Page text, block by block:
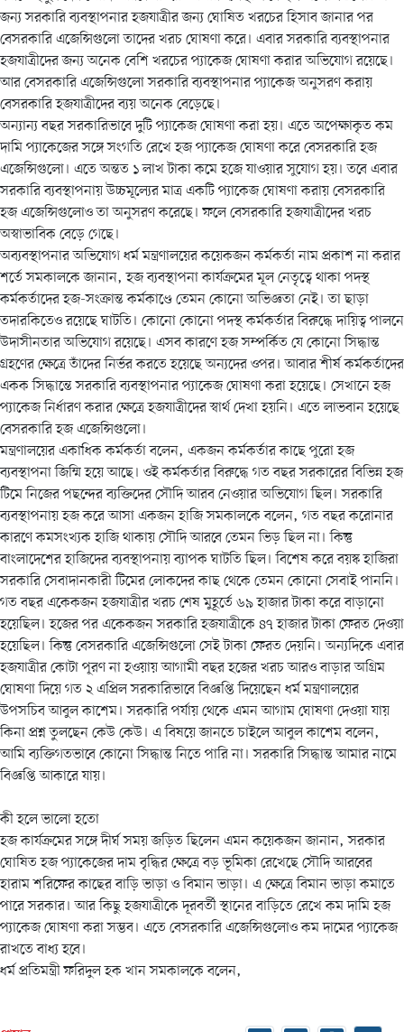
জন্য সরকারি ব্যবস্থাপনার হজযাত্রীর জন্য ঘোষিত খরচের হিসাব জানার পর
বেসরকারি এজেন্সিগুলো তাদের খরচ ঘোষণা করে। এবার সরকারি ব্যবস্থাপনার
হজযাত্রীদের জন্য অনেক বেশি খরচের প্যাকেজ ঘোষণা করার অভিযোগ রয়েছে।
আর বেসরকারি এজেন্সিগুলো সরকারি ব্যবস্থাপনার প্যাকেজ অনুসরণ করায়
বেসরকারি হজযাত্রীদের ব্যয় অনেক বেড়েছে।
অন্যান্য বছর সরকারিভাবে দুটি প্যাকেজ ঘোষণা করা হয়। এতে অপেক্ষাকৃত কম
দামি প্যাকেজের সঙ্গে সংগতি রেখে হজ প্যাকেজ ঘোষণা করে বেসরকারি হজ
এজেন্সিগুলো। এতে অন্তত ১ লাখ টাকা কমে হজে যাওয়ার সুযোগ হয়। তবে এবার
সরকারি ব্যবস্থাপনায় উচ্চমূল্যের মাত্র একটি প্যাকেজ ঘোষণা করায় বেসরকারি
হজ এজেন্সিগুলোও তা অনুসরণ করেছে। ফলে বেসরকারি হজযাত্রীদের খরচ
অস্বাভাবিক বেড়ে গেছে।
অব্যবস্থাপনার অভিযোগ ধর্ম মন্ত্রণালয়ের কয়েকজন কর্মকর্তা নাম প্রকাশ না করার
শর্তে সমকালকে জানান, হজ ব্যবস্থাপনা কার্যক্রমের মূল নেতৃত্বে থাকা পদস্থ
কর্মকর্তাদের হজ-সংক্রান্ত কর্মকাণ্ডে তেমন কোনো অভিজ্ঞতা নেই। তা ছাড়া
তদারকিতেও রয়েছে ঘাটতি। কোনো কোনো পদস্থ কর্মকর্তার বিরুদ্ধে দায়িত্ব পালনে
উদাসীনতার অভিযোগ রয়েছে। এসব কারণে হজ সম্পর্কিত যে কোনো সিদ্ধান্ত
গ্রহণের ক্ষেত্রে তাঁদের নির্ভর করতে হয়েছে অন্যদের ওপর। আবার শীর্ষ কর্মকর্তাদের
একক সিদ্ধান্তে সরকারি ব্যবস্থাপনার প্যাকেজ ঘোষণা করা হয়েছে। সেখানে হজ
প্যাকেজ নির্ধারণ করার ক্ষেত্রে হজযাত্রীদের স্বার্থ দেখা হয়নি। এতে লাভবান হয়েছে
বেসরকারি হজ এজেন্সিগুলো।
মন্ত্রণালয়ের একাধিক কর্মকর্তা বলেন, একজন কর্মকর্তার কাছে পুরো হজ
ব্যবস্থাপনা জিম্মি হয়ে আছে। ওই কর্মকর্তার বিরুদ্ধে গত বছর সরকারের বিভিন্ন হজ
টিমে নিজের পছন্দের ব্যক্তিদের সৌদি আরব নেওয়ার অভিযোগ ছিল। সরকারি
ব্যবস্থাপনায় হজ করে আসা একজন হাজি সমকালকে বলেন, গত বছর করোনার
কারণে কমসংখ্যক হাজি থাকায় সৌদি আরবে তেমন ভিড় ছিল না। কিন্তু
বাংলাদেশের হাজিদের ব্যবস্থাপনায় ব্যাপক ঘাটতি ছিল। বিশেষ করে বয়স্ক হাজিরা
সরকারি সেবাদানকারী টিমের লোকদের কাছ থেকে তেমন কোনো সেবাই পাননি।
গত বছর একেকজন হজযাত্রীর খরচ শেষ মুহূর্তে ৬৯ হাজার টাকা করে বাড়ানো
হয়েছিল। হজের পর একেকজন সরকারি হজযাত্রীকে ৪৭ হাজার টাকা ফেরত দেওয়া
হয়েছিল। কিন্তু বেসরকারি এজেন্সিগুলো সেই টাকা ফেরত দেয়নি। অন্যদিকে এবার
হজযাত্রীর কোটা পূরণ না হওয়ায় আগামী বছর হজের খরচ আরও বাড়ার অগ্রিম
ঘোষণা দিয়ে গত ২ এপ্রিল সরকারিভাবে বিজ্ঞপ্তি দিয়েছেন ধর্ম মন্ত্রণালয়ের
উপসচিব আবুল কাশেম। সরকারি পর্যায় থেকে এমন আগাম ঘোষণা দেওয়া যায়
কিনা প্রশ্ন তুলছেন কেউ কেউ। এ বিষয়ে জানতে চাইলে আবুল কাশেম বলেন,
আমি ব্যক্তিগতভাবে কোনো সিদ্ধান্ত নিতে পারি না। সরকারি সিদ্ধান্ত আমার নামে
বিজ্ঞপ্তি আকারে যায়।
কী হলে ভালো হতো
হজ কার্যক্রমের সঙ্গে দীর্ঘ সময় জড়িত ছিলেন এমন কয়েকজন জানান, সরকার
ঘোষিত হজ প্যাকেজের দাম বৃদ্ধির ক্ষেত্রে বড় ভূমিকা রেখেছে সৌদি আরবের
হারাম শরিফের কাছের বাড়ি ভাড়া ও বিমান ভাড়া। এ ক্ষেত্রে বিমান ভাড়া কমাতে
পারে সরকার। আর কিছু হজযাত্রীকে দূরবর্তী স্থানের বাড়িতে রেখে কম দামি হজ
প্যাকেজ ঘোষণা করা সম্ভব। এতে বেসরকারি এজেন্সিগুলোও কম দামের প্যাকেজ
রাখতে বাধ্য হবে।
ধর্ম প্রতিমন্ত্রী ফরিদুল হক খান সমকালকে বলেন,